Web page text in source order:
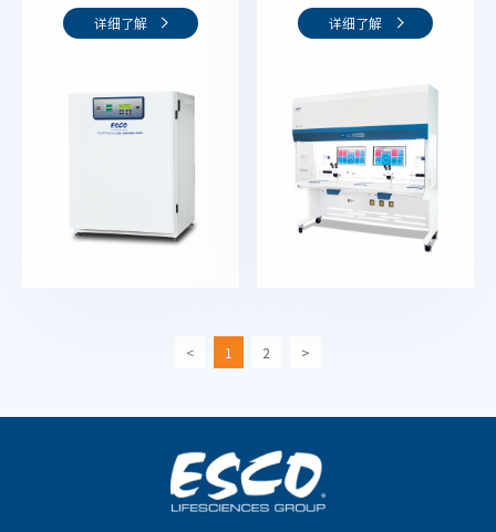
详细了解 详细了解
< 1 2 >